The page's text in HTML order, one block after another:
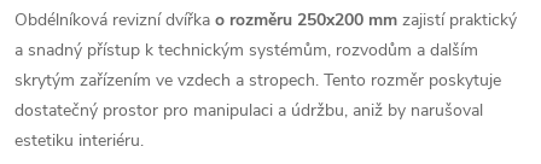
Obdélníková revizní dvířka o rozměru 250x200 mm zajistí praktický
a snadný přístup k technickým systémům, rozvodům a dalším
skrytým zařízením ve vzdech a stropech. Tento rozměr poskytuje
dostatečný prostor pro manipulaci a údržbu, aniž by narušoval
estetiku interiéru.